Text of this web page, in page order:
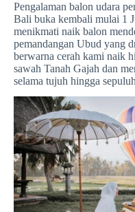
Pengalaman balon udara
Bali buka kembali mulai 1
menikmati naik balon
pemandangan Ubud yang
berwarna cerah kami naik
sawah Tanah Gajah dan
selama tujuh hingga